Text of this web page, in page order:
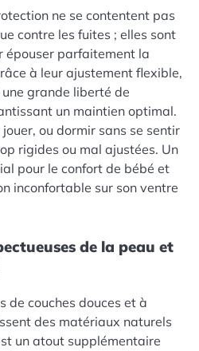
ne se contentent pas
contre les fuites ; elles sont
épouser parfaitement la
à leur ajustement flexible,
grande liberté de
un maintien optimal.
ou dormir sans se sentir
rigides ou mal ajustées. Un
pour le confort de bébé et
inconfortable sur son ventre
de la peau et
de couches douces et à
des matériaux naturels
un atout supplémentaire